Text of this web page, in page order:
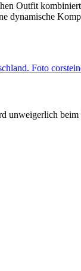
Outfit
dynamische
unweigerlich